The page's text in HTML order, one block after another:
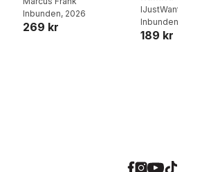
Inbunden, 2026
269 kr
Adolphson
Beer ,Victor Beer
Inbunden
189 kr